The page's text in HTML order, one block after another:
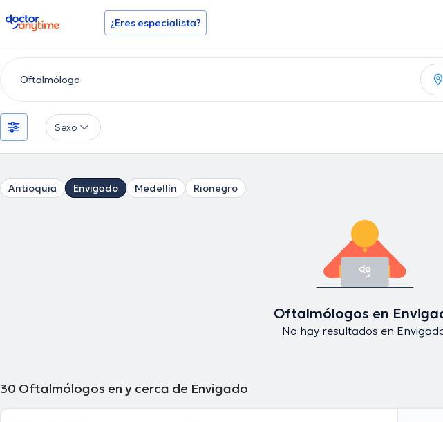
doctoranytime ¿Eres especialista?
Sexo
Antioquia Envigado Medellín Rionegro
Oftalmólogos en
No hay resultados en
30 Oftalmólogos en y cerca de Envigado